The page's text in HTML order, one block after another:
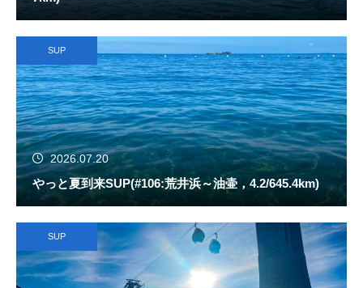
SUP
2026.07.20
やっと夏到来SUP(#106:荒井浜～油壷，4.2/645.4km)
SUP